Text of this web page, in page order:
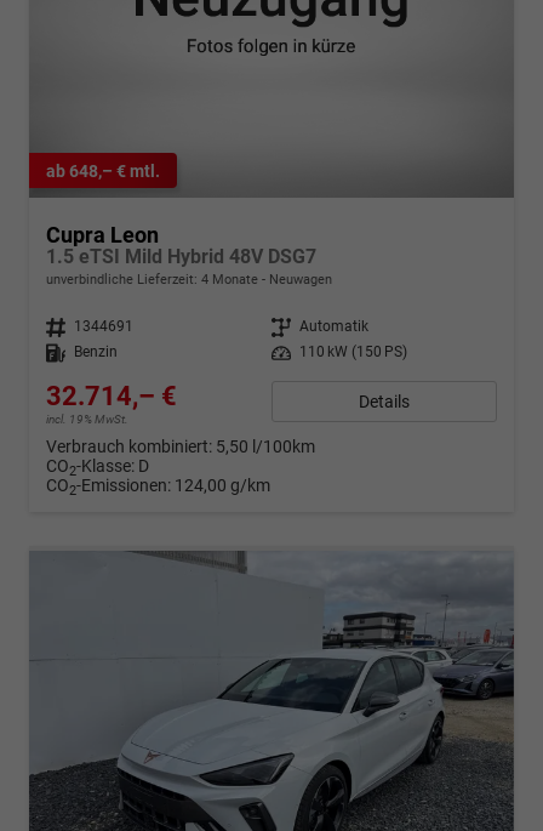
ab 648,– € mtl.
Cupra Leon
1.5 eTSI Mild Hybrid 48V DSG7
unverbindliche Lieferzeit: 4 Monate Neuwagen
Fahrzeugnr. 1344691 Getriebe Automatik
Kraftstoff
Benzin Leistung 110 kW (150 PS)
32.714,– €
incl. 19% MwSt.
Details
Verbrauch kombiniert: 5,50 l/100km
CO2-Klasse: D
CO2-Emissionen: 124,00 g/km